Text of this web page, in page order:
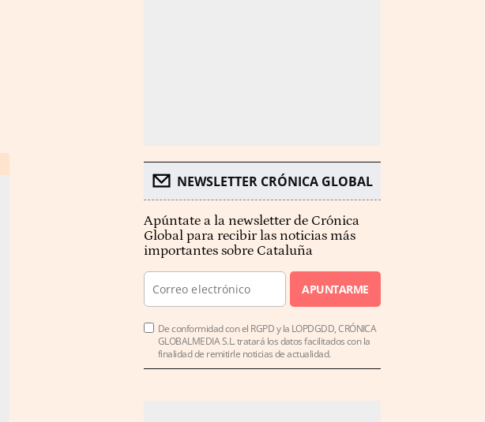
NEWSLETTER CRÓNICA GLOBAL
Apúntate a la newsletter de Crónica
Global para recibir las noticias más
importantes sobre Cataluña
APUNTARME
De conformidad con el RGPD y la LOPDGDD, CRÓNICA
GLOBALMEDIA S.L. tratará los datos facilitados con la
finalidad de remitirle noticias de actualidad.